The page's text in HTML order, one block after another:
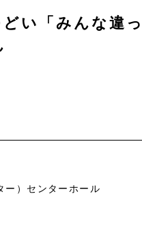
い「みんな違
ー）センターホール